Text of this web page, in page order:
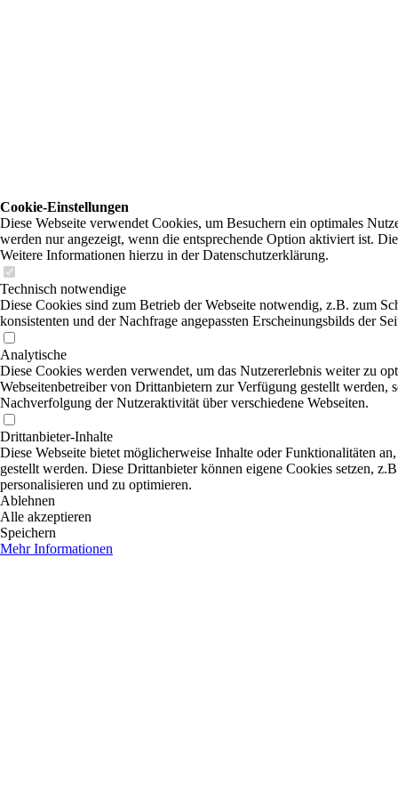
Cookie-Einstellungen
Diese Webseite verwendet Cookies, um Besuchern ein optimales
werden nur angezeigt, wenn die entsprechende Option aktiviert ist.
Weitere Informationen hierzu in der Datenschutzerklärung.
Technisch notwendige
Diese Cookies sind zum Betrieb der Webseite notwendig, z.B. zum
konsistenten und der Nachfrage angepassten Erscheinungsbilds der
Analytische
Diese Cookies werden verwendet, um das Nutzererlebnis weiter zu
Webseitenbetreiber von Drittanbietern zur Verfügung gestellt
Nachverfolgung der Nutzeraktivität über verschiedene Webseiten.
Drittanbieter-Inhalte
Diese Webseite bietet möglicherweise Inhalte oder Funktionalitäten
gestellt werden. Diese Drittanbieter können eigene Cookies setzen,
personalisieren und zu optimieren.
Ablehnen
Alle akzeptieren
Speichern
Mehr Informationen